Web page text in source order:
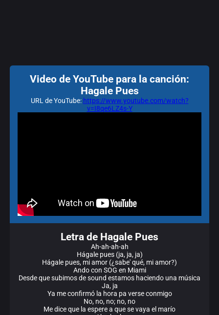
Video de YouTube para la canción:
Hagale Pues
URL de YouTube: https://www.youtube.com/watch?
v=I8qe6LZ4s-Y
Letra de Hagale Pues
Ah-ah-ah-ah
Hágale pues (ja, ja, ja)
Hágale pues, mi amor (¿sabe' qué, mi amor?)
Ando con SOG en Miami
Desde que subimos de sound estamos haciendo una música
Ja, ja
Ya me confirmó la hora pa verse conmigo
No, no, no; no, no
Me dice que la espere a que se vaya el marío